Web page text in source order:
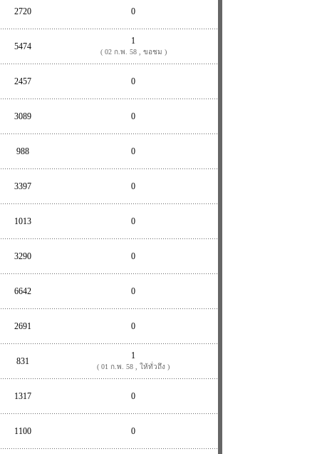
2720 0
5474
1
( 02 ก.พ. 58 , ขอชม )
2457 0
3089 0
988 0
3397 0
1013 0
3290 0
6642 0
2691 0
831
1
( 01 ก.พ. 58 , ให้ทั่วถึง )
1317 0
1100 0